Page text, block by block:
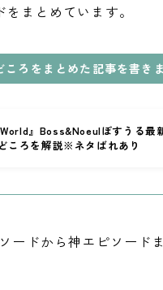
まとめています。
ろをまとめた記事を書き
』Boss&Noeulぼすうる最
ころを解説※ネタばれあり
ードから神エピソード